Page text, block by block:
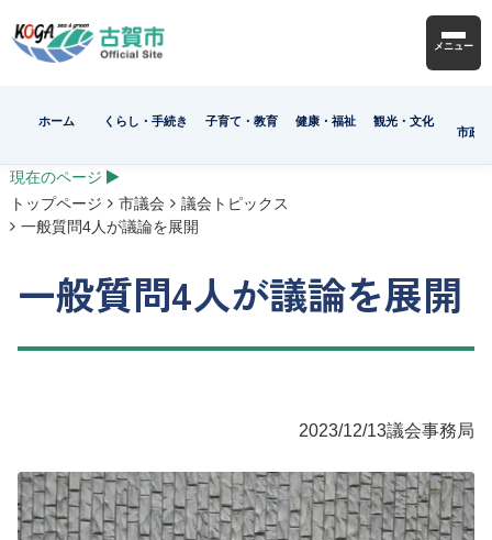
メニュー
ホーム くらし・手続き 子育て・教育 健康・福祉
観光・文化
市政
現在のページ
トップページ
市議会
議会トピックス
一般質問4人が議論を展開
一般質問4人が議論を展開
2023/12/13議会事務局